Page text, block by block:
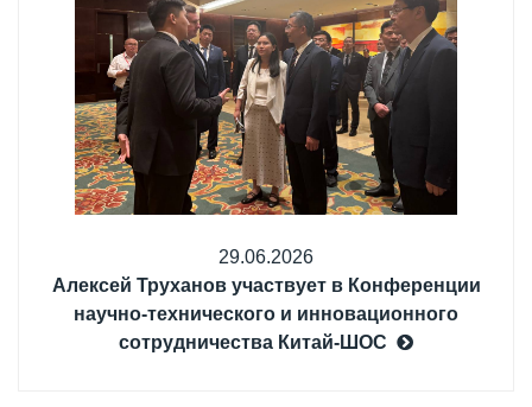
29.06.2026
Алексей Труханов участвует в Конференции
научно-технического и инновационного
сотрудничества Китай-ШОС